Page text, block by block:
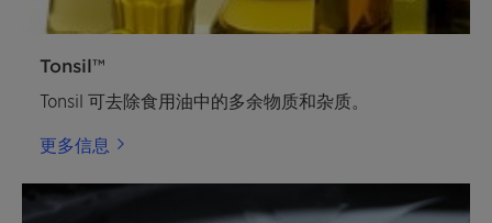
Tonsil™
Tonsil 可去除食用油中的多余物质和杂质。
更多信息